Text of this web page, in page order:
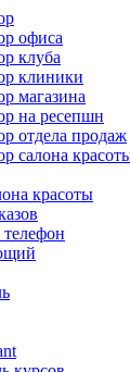
офиса
клуба
клиники
магазина
на ресепшн
отдела продаж
салона
красоты